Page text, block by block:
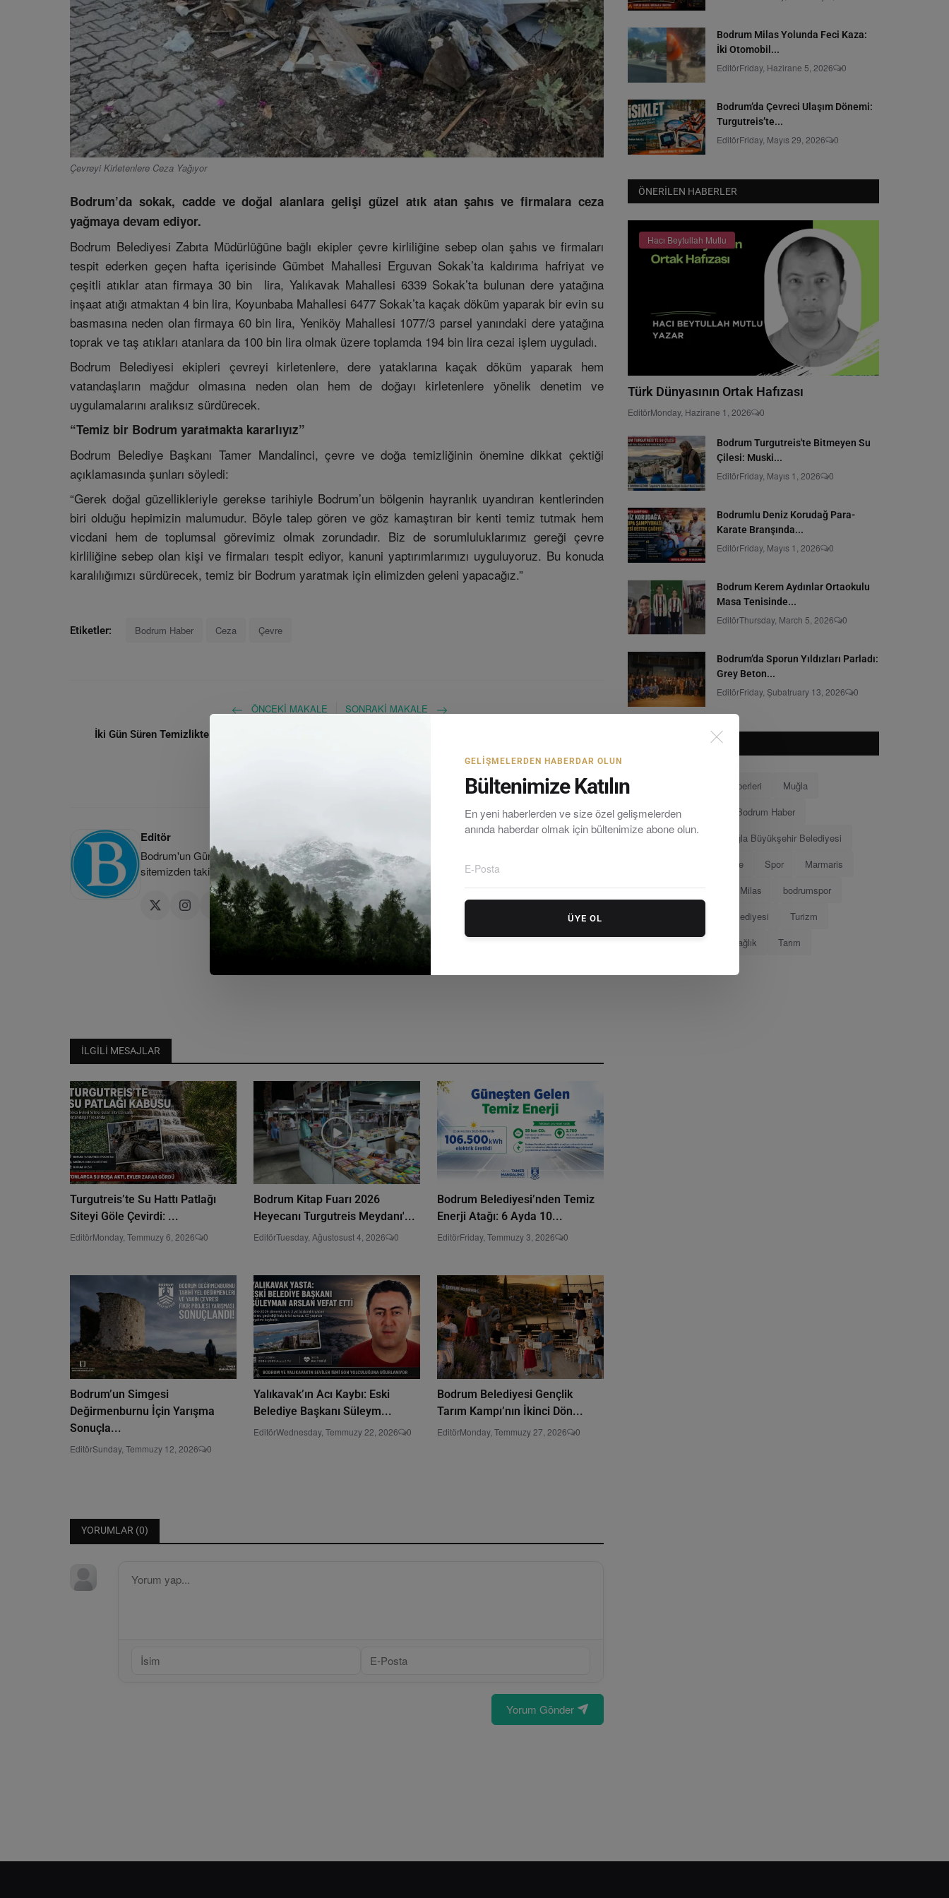
Çevreyi Kirletenlere Ceza Yağıyor
Bodrum’da sokak, cadde ve doğal alanlara gelişi güzel atık atan şahıs ve firmalara ceza
yağmaya devam ediyor.
Bodrum Belediyesi Zabıta Müdürlüğüne bağlı ekipler çevre kirliliğine sebep olan şahıs ve firmaları
tespit ederken geçen hafta içerisinde Gümbet Mahallesi Erguvan Sokak’ta kaldırıma hafriyat ve
çeşitli atıklar atan firmaya 30 bin lira, Yalıkavak Mahallesi 6339 Sokak’ta bulunan dere yatağına
inşaat atığı atmaktan 4 bin lira, Koyunbaba Mahallesi 6477 Sokak’ta kaçak döküm yaparak bir evin su
basmasına neden olan firmaya 60 bin lira, Yeniköy Mahallesi 1077/3 parsel yanındaki dere yatağına
toprak ve taş atıkları atanlara da 100 bin lira olmak üzere toplamda 194 bin lira cezai işlem uyguladı.
Bodrum Belediyesi ekipleri çevreyi kirletenlere, dere yataklarına kaçak döküm yaparak hem
vatandaşların mağdur olmasına neden olan hem de doğayı kirletenlere yönelik denetim ve
uygulamalarını aralıksız sürdürecek.
“Temiz bir Bodrum yaratmakta kararlıyız”
Bodrum Belediye Başkanı Tamer Mandalinci, çevre ve doğa temizliğinin önemine dikkat çektiği
açıklamasında şunları söyledi:
“Gerek doğal güzellikleriyle gerekse tarihiyle Bodrum’un bölgenin hayranlık uyandıran kentlerinden
biri olduğu hepimizin malumudur. Böyle talep gören ve göz kamaştıran bir kenti temiz tutmak hem
vicdani hem de toplumsal görevimiz olmak zorundadır. Biz de sorumluluklarımız gereği çevre
kirliliğine sebep olan kişi ve firmaları tespit ediyor, kanuni yaptırımlarımızı uyguluyoruz. Bu konuda
karalılığımızı sürdürecek, temiz bir Bodrum yaratmak için elimizden geleni yapacağız.”
Etiketler: Bodrum Haber Ceza Çevre
ÖNCEKI MAKALE
İki Gün Süren Temizlikte İki Kamyon Çöp Toplandı
SONRAKI MAKALE
Editör
Bodrum'un Güncel Haber Kaynağı | Bodrum yarımadasındaki en güncel haberleri tarafsız olarak
sitemizden takip edebilirsiniz.
İLGILI MESAJLAR
Turgutreis’te Su Hattı Patlağı
Siteyi Göle Çevirdi: ...
EditörMonday, Temmuzy 6, 2026 0
Bodrum Kitap Fuarı 2026
Heyecanı Turgutreis Meydanı'...
EditörTuesday, Ağustosust 4, 2026 0
Bodrum Belediyesi’nden Temiz
Enerji Atağı: 6 Ayda 10...
EditörFriday, Temmuzy 3, 2026 0
Bodrum’un Simgesi
Değirmenburnu İçin Yarışma
Sonuçla...
EditörSunday, Temmuzy 12, 2026 0
Yalıkavak’ın Acı Kaybı: Eski
Belediye Başkanı Süleym...
EditörWednesday, Temmuzy 22, 2026 0
Bodrum Belediyesi Gençlik
Tarım Kampı’nın İkinci Dön...
EditörMonday, Temmuzy 27, 2026 0
YORUMLAR (0)
Yorum Gönder
Bodrum Milas Yolunda Feci Kaza:
İki Otomobil...
EditörFriday, Hazirane 5, 2026 0
Bodrum’da Çevreci Ulaşım Dönemi:
Turgutreis’te...
EditörFriday, Mayıs 29, 2026 0
ÖNERILEN HABERLER
Hacı Beytullah Mutlu
Türk Dünyasının Ortak Hafızası
EditörMonday, Hazirane 1, 2026 0
Bodrum Turgutreis'te Bitmeyen Su
Çilesi: Muski...
EditörFriday, Mayıs 1, 2026 0
Bodrumlu Deniz Korudağ Para-
Karate Branşında...
EditörFriday, Mayıs 1, 2026 0
Bodrum Kerem Aydınlar Ortaokulu
Masa Tenisinde...
EditörThursday, March 5, 2026 0
Bodrum’da Sporun Yıldızları Parladı:
Grey Beton...
EditörFriday, Şubatruary 13, 2026 0
POPÜLER ETKILETLER
Bodrum Haberleri
Muğla
Bodrum Belediyesi
Bodrum Haber
Muğla Büyükşehir Belediyesi
Menteşe Spor
Marmaris
Menteşe Belediyesi
Milas
bodrumspor
Marmaris Belediyesi
Turizm
Sağlık Tarım
GELIŞMELERDEN HABERDAR OLUN
Bültenimize Katılın
En yeni haberlerden ve size özel gelişmelerden
anında haberdar olmak için bültenimize abone olun.
ÜYE OL